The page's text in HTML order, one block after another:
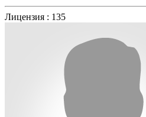
Лицензия : 135